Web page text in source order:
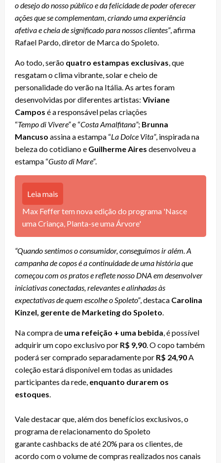
o desejo do nosso público e da felicidade de poder oferecer
ações que se complementam, criando uma experiência
afetiva e cheia de significado para nossos clientes”, afirma
Rafael Pardo, diretor de Marca do Spoleto.
Ao todo, serão quatro estampas exclusivas, que
resgatam o clima vibrante, solar e cheio de
personalidade do verão na Itália. As artes foram
desenvolvidas por diferentes artistas: Viviane
Campos é a responsável pelas criações
“Tempo di Vivere”e “Costa Amalfitana”; Brunna
Mancuso assina a estampa “La Dolce Vita”, inspirada na
beleza do cotidiano e Guilherme Aires desenvolveu a
estampa “Gusto di Mare”.
Leia mais
Max Feffer tem nova edição do programa 'Nasce
uma Criança, Planta-se uma Árvore'
“Quando sentimos o consumidor, conseguimos ir além. A
campanha de copos é a continuidade de uma história que
começou com os pratos e reflete nosso DNA em desenvolver
iniciativas conectadas, relevantes e alinhadas às
expectativas de quem escolhe o Spoleto”, destaca Carolina
Kinzel, gerente de Marketing do Spoleto.
Na compra de uma refeição + uma bebida, é possível
adquirir um copo exclusivo por R$ 9,90. O copo também
poderá ser comprado separadamente por R$ 24,90A
coleção estará disponível em todas as unidades
participantes da rede, enquanto durarem os
estoques.
Vale destacar que, além dos benefícios exclusivos, o
programa de relacionamento do Spoleto
garante cashbacks de até 20% para os clientes, de
acordo com o volume de compras realizados nos canais